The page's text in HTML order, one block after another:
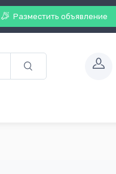
Разместить объявление